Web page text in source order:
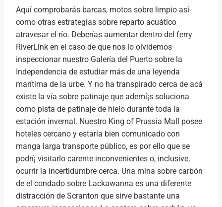
Aquí comprobarás barcas, motos sobre limpio así­
como otras estrategias sobre reparto acuático
atravesar el río. Deberías aumentar dentro del ferry
RiverLink en el caso de que nos lo olvidemos
inspeccionar nuestro Galería del Puerto sobre la
Independencia de estudiar más de una leyenda
marítima de la urbe. Y no ha transpirado cerca de acá
existe la vía sobre patinaje que ademí¡s soluciona
como pista de patinaje de hielo durante toda la
estación invernal. Nuestro King of Prussia Mall posee
hoteles cercano y estaría bien comunicado con
manga larga transporte público, es por ello que se
podrí¡ visitarlo carente inconvenientes o, inclusive,
ocurrir la incertidumbre cerca. Una mina sobre carbón
de el condado sobre Lackawanna es una diferente
distracción de Scranton que sirve bastante una